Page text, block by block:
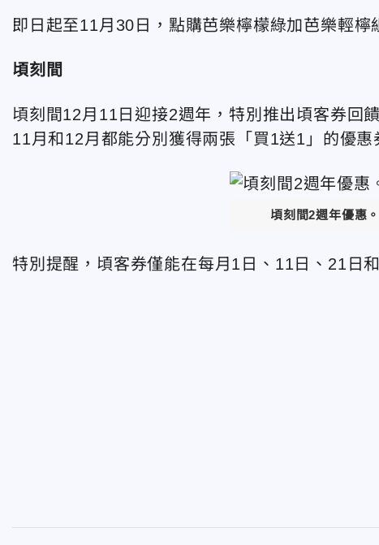
即日起至11月30日，點購芭樂檸檬綠加芭樂輕檸
頃刻間
頃刻間12月11日迎接2週年，特別推出頃客券回
11月和12月都能分別獲得兩張「買1送1」的優
頃刻間2週年優惠
特別提醒，頃客券僅能在每月1日、11日、21日